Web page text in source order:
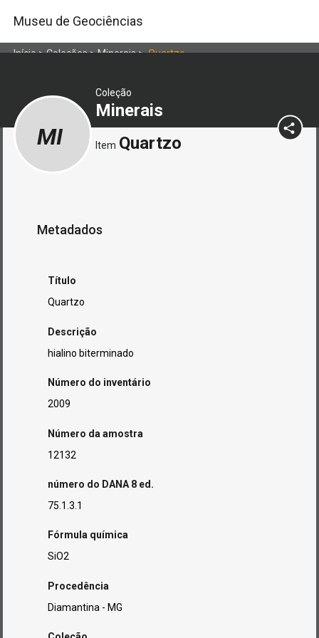
Museu de Geociências
Início>Coleções>Minerais>Quartzo
Coleção
Minerais
MI Item Quartzo
Metadados
Título
Quartzo
Descrição
hialino biterminado
Número do inventário
2009
Número da amostra
12132
número do DANA 8 ed.
75.1.3.1
Fórmula química
SiO2
Procedência
Diamantina - MG